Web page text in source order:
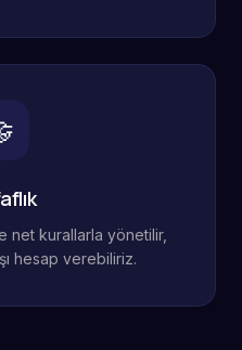
net kurallarla yönetilir,
hesap verebiliriz.